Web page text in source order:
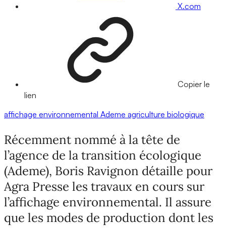
X.com
Copier le
lien
affichage environnemental Ademe agriculture biologique
Récemment nommé à la tête de
l’agence de la transition écologique
(Ademe), Boris Ravignon détaille pour
Agra Presse les travaux en cours sur
l’affichage environnemental. Il assure
que les modes de production dont les